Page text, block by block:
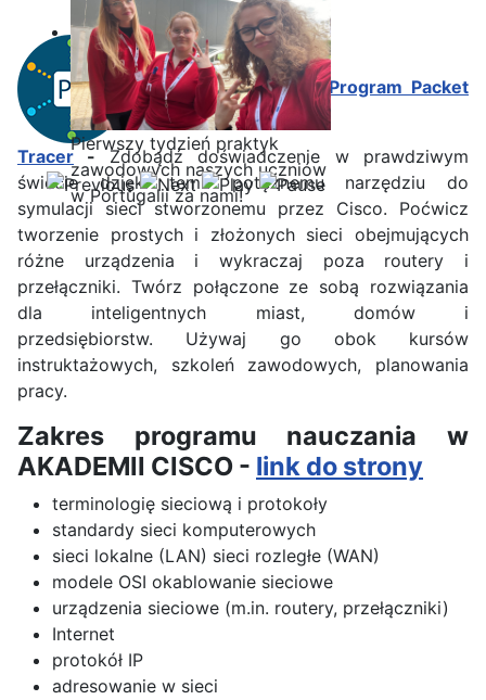
Pierwszy tydzień praktyk
zawodowych naszych uczniów
w Portugalii za nami!
Cisco Packet Tracer / Program Packet
Tracer -Zdobądź doświadczenie w prawdziwym
świecie dzięki temu potężnemu narzędziu do
symulacji sieci stworzonemu przez Cisco. Poćwicz
tworzenie prostych i złożonych sieci obejmujących
różne urządzenia i wykraczaj poza routery i
przełączniki. Twórz połączone ze sobą rozwiązania
dla inteligentnych miast, domów i
przedsiębiorstw. Używaj go obok kursów
instruktażowych, szkoleń zawodowych, planowania
pracy.
Zakres programu nauczania w
AKADEMII CISCO - link do strony
terminologię sieciową i protokoły
standardy sieci komputerowych
sieci lokalne (LAN) sieci rozległe (WAN)
modele OSI okablowanie sieciowe
urządzenia sieciowe (m.in. routery, przełączniki)
Internet
protokół IP
adresowanie w sieci